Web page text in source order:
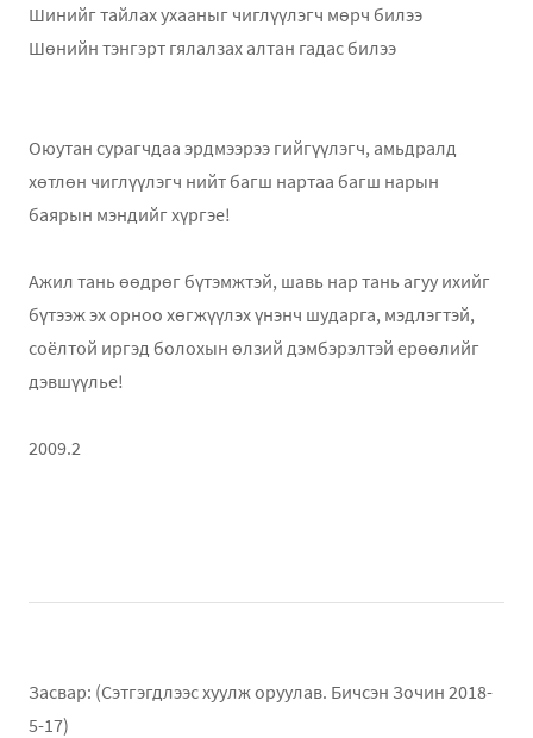
Шинийг тайлах ухааныг чиглүүлэгч мөрч билээ
Шөнийн тэнгэрт гялалзах алтан гадас билээ
Оюутан сурагчдаа эрдмээрээ гийгүүлэгч, амьдралд
хөтлөн чиглүүлэгч нийт багш нартаа багш нарын
баярын мэндийг хүргэе!
Ажил тань өөдрөг бүтэмжтэй, шавь нар тань агуу ихийг
бүтээж эх орноо хөгжүүлэх үнэнч шударга, мэдлэгтэй,
соёлтой иргэд болохын өлзий дэмбэрэлтэй ерөөлийг
дэвшүүлье!
2009.2
Засвар: (Сэтгэгдлээс хуулж оруулав. Бичсэн Зочин 2018-
5-17)